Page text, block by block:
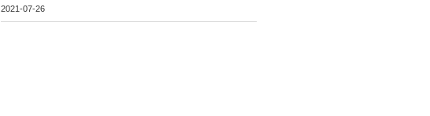
2021-07-26